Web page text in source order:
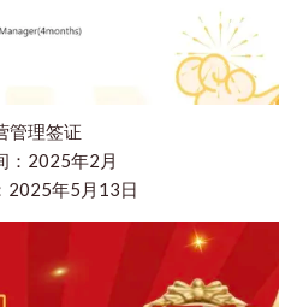
管理签证
：2025年2月
2025年5月13日